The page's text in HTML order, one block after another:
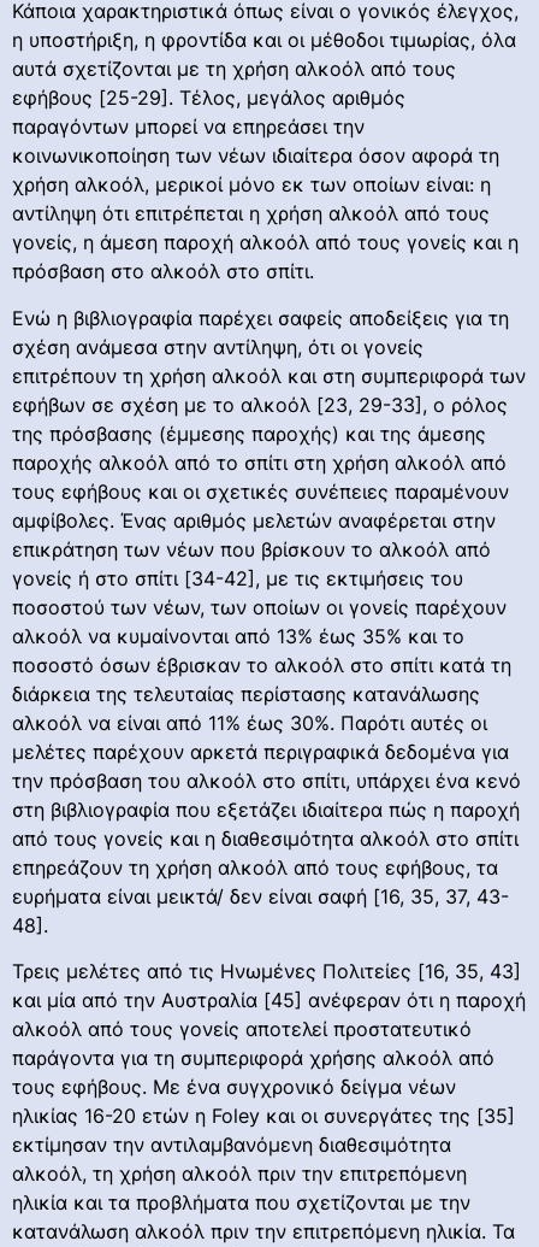
Κάποια χαρακτηριστικά όπως είναι ο γονικός έλεγχος,
η υποστήριξη, η φροντίδα και οι μέθοδοι τιμωρίας, όλα
αυτά σχετίζονται με τη χρήση αλκοόλ από τους
εφήβους [25-29]. Τέλος, μεγάλος αριθμός
παραγόντων μπορεί να επηρεάσει την
κοινωνικοποίηση των νέων ιδιαίτερα όσον αφορά τη
χρήση αλκοόλ, μερικοί μόνο εκ των οποίων είναι: η
αντίληψη ότι επιτρέπεται η χρήση αλκοόλ από τους
γονείς, η άμεση παροχή αλκοόλ από τους γονείς και η
πρόσβαση στο αλκοόλ στο σπίτι.
Ενώ η βιβλιογραφία παρέχει σαφείς αποδείξεις για τη
σχέση ανάμεσα στην αντίληψη, ότι οι γονείς
επιτρέπουν τη χρήση αλκοόλ και στη συμπεριφορά των
εφήβων σε σχέση με το αλκοόλ [23, 29-33], ο ρόλος
της πρόσβασης (έμμεσης παροχής) και της άμεσης
παροχής αλκοόλ από το σπίτι στη χρήση αλκοόλ από
τους εφήβους και οι σχετικές συνέπειες παραμένουν
αμφίβολες. Ένας αριθμός μελετών αναφέρεται στην
επικράτηση των νέων που βρίσκουν το αλκοόλ από
γονείς ή στο σπίτι [34-42], με τις εκτιμήσεις του
ποσοστού των νέων, των οποίων οι γονείς παρέχουν
αλκοόλ να κυμαίνονται από 13% έως 35% και το
ποσοστό όσων έβρισκαν το αλκοόλ στο σπίτι κατά τη
διάρκεια της τελευταίας περίστασης κατανάλωσης
αλκοόλ να είναι από 11% έως 30%. Παρότι αυτές οι
μελέτες παρέχουν αρκετά περιγραφικά δεδομένα για
την πρόσβαση του αλκοόλ στο σπίτι, υπάρχει ένα κενό
στη βιβλιογραφία που εξετάζει ιδιαίτερα πώς η παροχή
από τους γονείς και η διαθεσιμότητα αλκοόλ στο σπίτι
επηρεάζουν τη χρήση αλκοόλ από τους εφήβους, τα
ευρήματα είναι μεικτά/ δεν είναι σαφή [16, 35, 37, 43-
48].
Τρεις μελέτες από τις Ηνωμένες Πολιτείες [16, 35, 43]
και μία από την Αυστραλία [45] ανέφεραν ότι η παροχή
αλκοόλ από τους γονείς αποτελεί προστατευτικό
παράγοντα για τη συμπεριφορά χρήσης αλκοόλ από
τους εφήβους. Με ένα συγχρονικό δείγμα νέων
ηλικίας 16-20 ετών η Foley και οι συνεργάτες της [35]
εκτίμησαν την αντιλαμβανόμενη διαθεσιμότητα
αλκοόλ, τη χρήση αλκοόλ πριν την επιτρεπόμενη
ηλικία και τα προβλήματα που σχετίζονται με την
κατανάλωση αλκοόλ πριν την επιτρεπόμενη ηλικία. Τα